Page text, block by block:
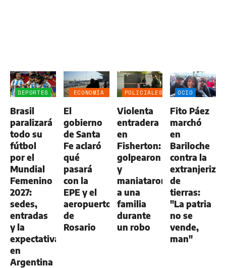
DEPORTES
Brasil
paralizará
todo su
fútbol
por el
Mundial
Femenino
2027:
sedes,
entradas
y la
expectativa
en
Argentina
ECONOMÍA
El
gobierno
de Santa
Fe aclaró
qué
pasará
con la
EPE y el
aeropuerto
de
Rosario
POLICIALES
Violenta
entradera
en
Fisherton:
golpearon
y
maniataron
a una
familia
durante
un robo
OCIO
Fito Páez
marchó
en
Bariloche
contra la
de
tierras:
"La patria
no se
vende,
man"